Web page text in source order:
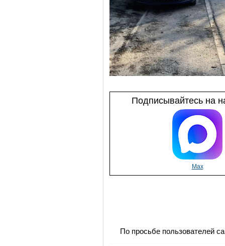
Подписывайтесь на
Max
По просьбе пользователей